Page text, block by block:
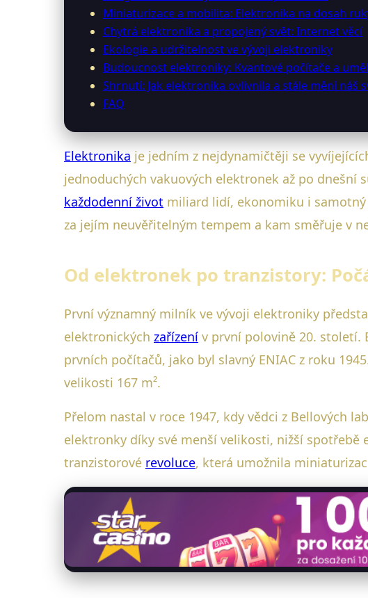
Miniaturizace a mobilita: Elektronika na dosah
Chytrá elektronika a propojený svět: Internet věcí
Ekologie a udržitelnost ve vývoji elektroniky
Budoucnost elektroniky: Kvantové počítače a
Shrnutí: Jak elektronika ovlivnila a stále mění náš
FAQ
Elektronika je jedním z nejdynamičtěji se
jednoduchých vakuových elektronek až po
každodenní život miliard lidí, ekonomiku i
za jejím neuvěřitelným tempem a kam směřuje v
Od elektronek po tranzistory:
První významný milník ve vývoji elektroniky
elektronických zařízení v první polovině 20. století.
prvních počítačů, jako byl slavný ENIAC z roku
velikosti 167 m².
Přelom nastal v roce 1947, kdy vědci z Bellových
elektronky díky své menší velikosti, nižší spotřebě
tranzistorové revoluce, která umožnila